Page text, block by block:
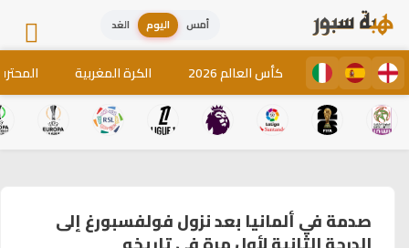
أمس اليوم الغد
كأس العالم 2026 الكرة المغربية
صدمة في ألمانيا بعد نزول فولفسبورغ إلى